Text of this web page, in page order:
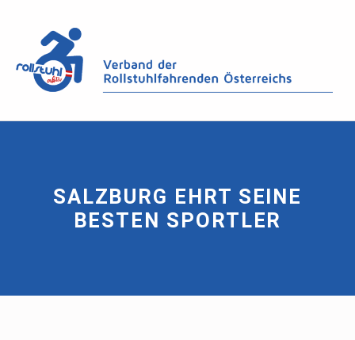
SALZBURG EHRT SEINE
BESTEN SPORTLER